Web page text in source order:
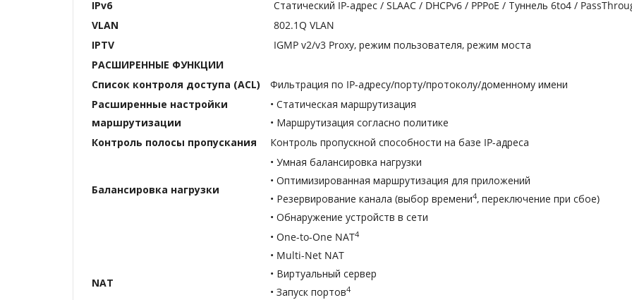
IPv6
Статический IP-адрес / SLAAC / DHCPv6 / PPPoE / Туннель 6to4 /
VLAN
802.1Q VLAN
IPTV
IGMP v2/v3 Proxy, режим пользователя, режим моста
РАСШИРЕННЫЕ ФУНКЦИИ
Список контроля доступа (ACL)
Фильтрация по IP-адресу/порту/протоколу/доменному имени
Расширенные настройки
маршрутизации
• Статическая маршрутизация
• Маршрутизация согласно политике
Контроль полосы пропускания
Контроль пропускной способности на базе IP-адреса
Балансировка нагрузки
• Умная балансировка нагрузки
• Оптимизированная маршрутизация для приложений
• Резервирование канала (выбор времени4, переключение при сбое)
• Обнаружение устройств в сети
NAT
• One-to-One NAT4
• Multi-Net NAT
• Виртуальный сервер
• Запуск портов4